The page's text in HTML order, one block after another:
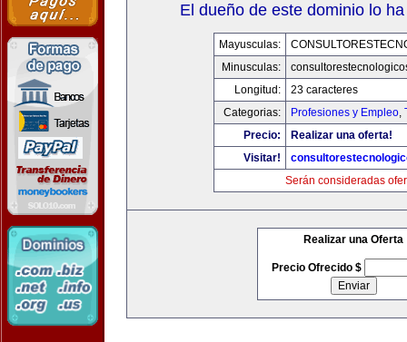
El dueño de este dominio lo
Mayusculas:
Minusculas:
Longitud:
23 caracteres
Categorias:
Profesiones y Empleo,
Precio:
Realizar una oferta!
Visitar!
Serán consideradas
Realizar una Oferta
Precio Ofrecido $